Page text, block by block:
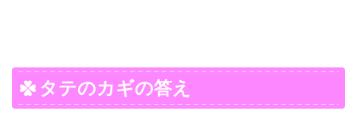
タテのカギの答え